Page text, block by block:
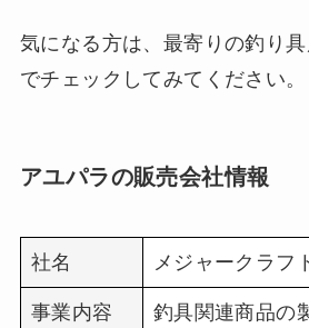
気になる方は、最寄りの釣り
でチェックしてみてください。
アユパラの販売会社情報
社名 メジャークラフ
事業内容 釣具関連商品の